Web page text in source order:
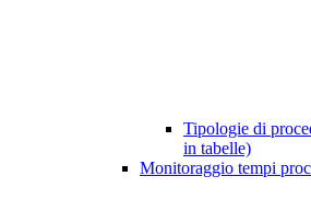
Tipologie di
in tabelle)
Monitoraggio tempi